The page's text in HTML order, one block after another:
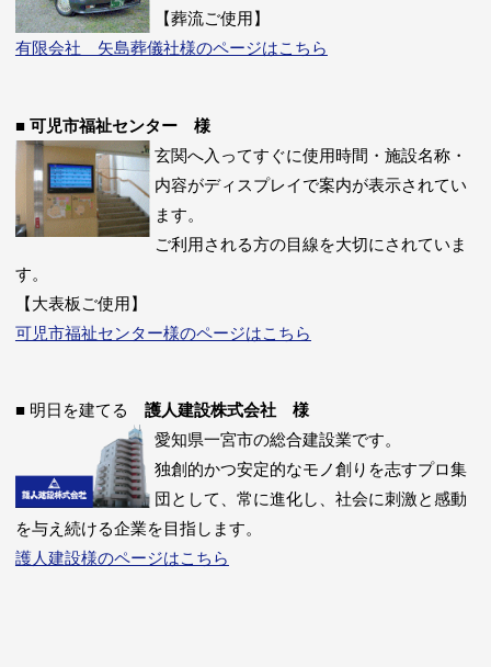
【葬流ご使用】
有限会社 矢島葬儀社様のページはこちら
■ 可児市福祉センター 様
玄関へ入ってすぐに使用時間・施設名称・
内容がディスプレイで案内が表示されてい
ます。
ご利用される方の目線を大切にされていま
す。
【大表板ご使用】
可児市福祉センター様のページはこちら
■ 明日を建てる 護人建設株式会社 様
愛知県一宮市の総合建設業です。
独創的かつ安定的なモノ創りを志すプロ集
団として、常に進化し、社会に刺激と感動
を与え続ける企業を目指します。
護人建設様のページはこちら